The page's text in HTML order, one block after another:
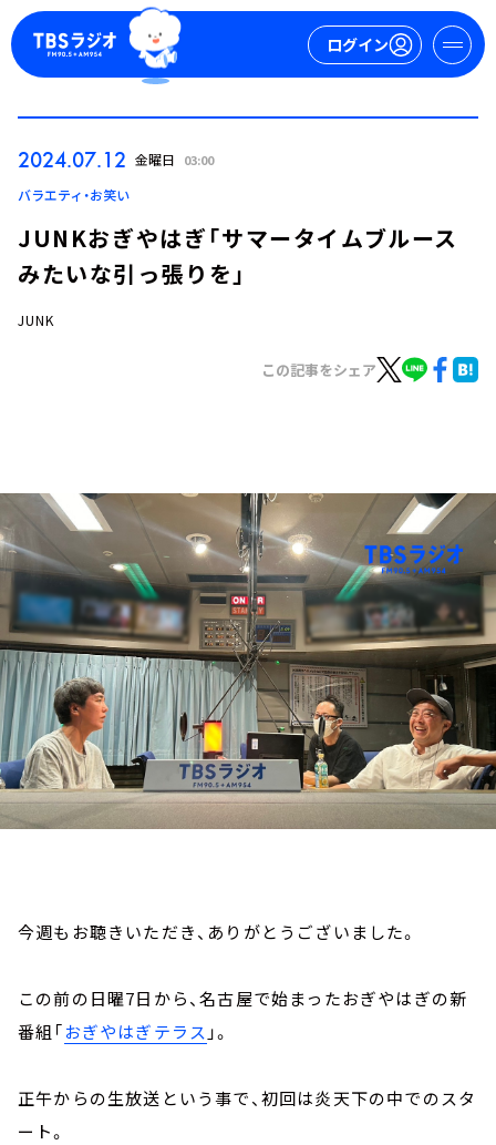
ログイン
ログイン
お知らせ
イベント・グッズ
YouTube
会社情報
2024.07.12 金曜日 03:00
バラエティ・お笑い
JUNKおぎやはぎ「サマータイムブルース
みたいな引っ張りを」
JUNK
この記事をシェア
今週もお聴きいただき、ありがとうございました。
この前の日曜7日から、名古屋で始まったおぎやはぎの新
番組「おぎやはぎテラス 」。
正午からの生放送という事で、初回は炎天下の中でのスタ
ート。